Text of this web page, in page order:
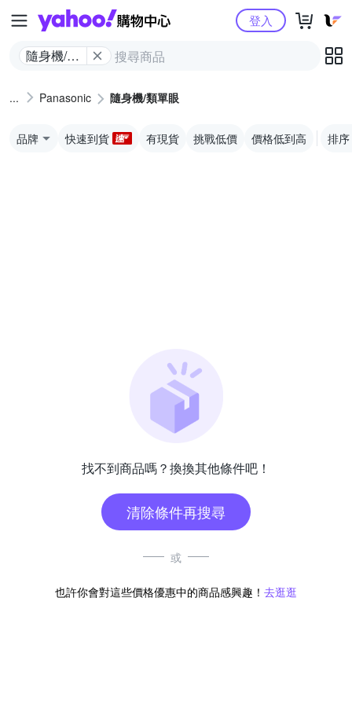
Yahoo購物中心
隨身機/類
登入
Panasonic 隨身機/類單眼
品牌 快速到貨 有現貨 挑戰低價 價格低到高 排序
找不到商品嗎？換換其他條件吧！
清除條件再搜尋
或
也許你會對這些價格優惠中的商品感興趣！ 去逛逛